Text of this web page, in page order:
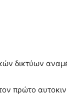
δικτύων
πρώτο